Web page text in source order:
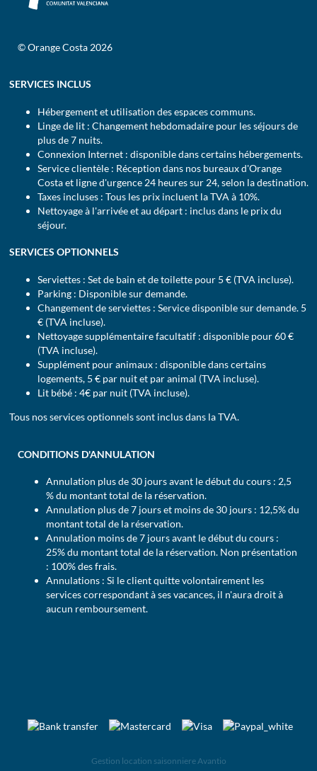
© Orange Costa 2026
SERVICES INCLUS
Hébergement et utilisation des espaces communs.
Linge de lit : Changement hebdomadaire pour les séjours de
plus de 7 nuits.
Connexion Internet : disponible dans certains hébergements.
Service clientèle : Réception dans nos bureaux d'Orange
Costa et ligne d'urgence 24 heures sur 24, selon la destination.
Taxes incluses : Tous les prix incluent la TVA à 10%.
Nettoyage à l'arrivée et au départ : inclus dans le prix du
séjour.
SERVICES OPTIONNELS
Serviettes : Set de bain et de toilette pour 5 € (TVA incluse).
Parking : Disponible sur demande.
Changement de serviettes : Service disponible sur demande. 5
€ (TVA incluse).
Nettoyage supplémentaire facultatif : disponible pour 60 €
(TVA incluse).
Supplément pour animaux : disponible dans certains
logements, 5 € par nuit et par animal (TVA incluse).
Lit bébé : 4€ par nuit (TVA incluse).
Tous nos services optionnels sont inclus dans la TVA.
CONDITIONS D'ANNULATION
Annulation plus de 30 jours avant le début du cours : 2,5
% du montant total de la réservation.
Annulation plus de 7 jours et moins de 30 jours : 12,5% du
montant total de la réservation.
Annulation moins de 7 jours avant le début du cours :
25% du montant total de la réservation. Non présentation
: 100% des frais.
Annulations : Si le client quitte volontairement les
services correspondant à ses vacances, il n'aura droit à
aucun remboursement.
Gestion location saisonniere Avantio